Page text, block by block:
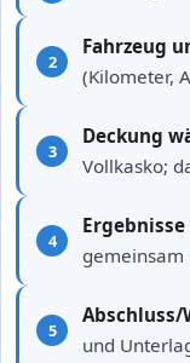
Fahrzeug
(Kilometer,
Deckung
Vollkasko;
gemeinsam
Abschluss/
und